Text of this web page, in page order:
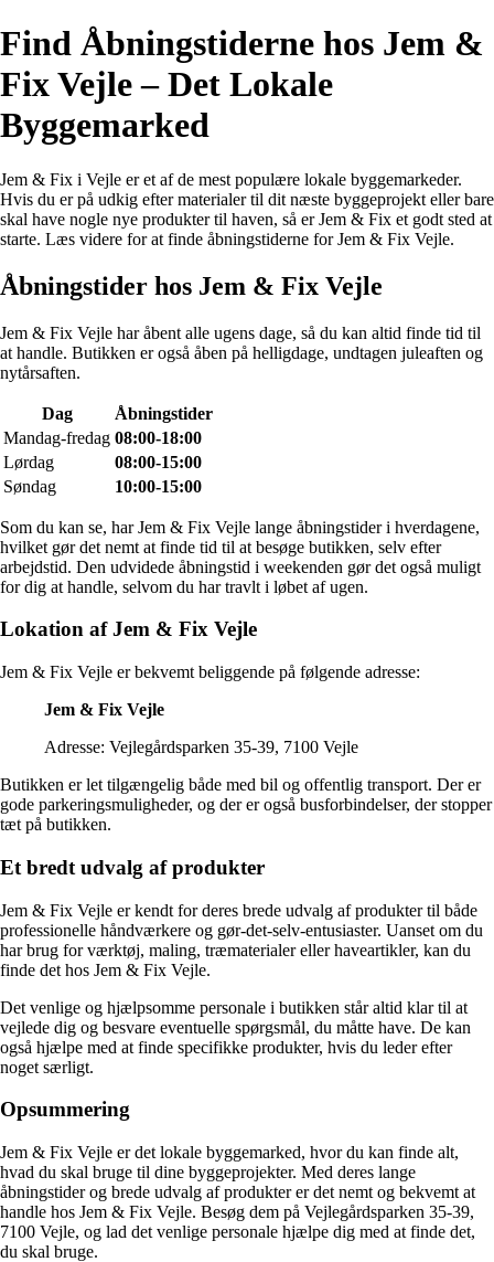
Find Åbningstiderne hos Jem &
Fix Vejle – Det Lokale
Byggemarked
Jem & Fix i Vejle er et af de mest populære lokale byggemarkeder.
Hvis du er på udkig efter materialer til dit næste byggeprojekt eller bare
skal have nogle nye produkter til haven, så er Jem & Fix et godt sted at
starte. Læs videre for at finde åbningstiderne for Jem & Fix Vejle.
Åbningstider hos Jem & Fix Vejle
Jem & Fix Vejle har åbent alle ugens dage, så du kan altid finde tid til
at handle. Butikken er også åben på helligdage, undtagen juleaften og
nytårsaften.
Dag
Åbningstider
Mandag-fredag 08:00-18:00
Lørdag
08:00-15:00
Søndag
10:00-15:00
Som du kan se, har Jem & Fix Vejle lange åbningstider i hverdagene,
hvilket gør det nemt at finde tid til at besøge butikken, selv efter
arbejdstid. Den udvidede åbningstid i weekenden gør det også muligt
for dig at handle, selvom du har travlt i løbet af ugen.
Lokation af Jem & Fix Vejle
Jem & Fix Vejle er bekvemt beliggende på følgende adresse:
Jem & Fix Vejle
Adresse: Vejlegårdsparken 35-39, 7100 Vejle
Butikken er let tilgængelig både med bil og offentlig transport. Der er
gode parkeringsmuligheder, og der er også busforbindelser, der stopper
tæt på butikken.
Et bredt udvalg af produkter
Jem & Fix Vejle er kendt for deres brede udvalg af produkter til både
professionelle håndværkere og gør-det-selv-entusiaster. Uanset om du
har brug for værktøj, maling, træmaterialer eller haveartikler, kan du
finde det hos Jem & Fix Vejle.
Det venlige og hjælpsomme personale i butikken står altid klar til at
vejlede dig og besvare eventuelle spørgsmål, du måtte have. De kan
også hjælpe med at finde specifikke produkter, hvis du leder efter
noget særligt.
Opsummering
Jem & Fix Vejle er det lokale byggemarked, hvor du kan finde alt,
hvad du skal bruge til dine byggeprojekter. Med deres lange
åbningstider og brede udvalg af produkter er det nemt og bekvemt at
handle hos Jem & Fix Vejle. Besøg dem på Vejlegårdsparken 35-39,
7100 Vejle, og lad det venlige personale hjælpe dig med at finde det,
du skal bruge.